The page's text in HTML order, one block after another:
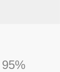
95%